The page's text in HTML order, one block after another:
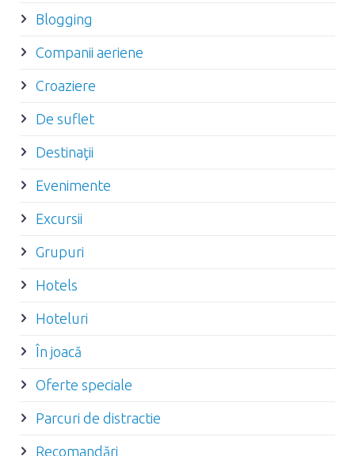
Blogging
Companii aeriene
Croaziere
De suflet
Destinaţii
Evenimente
Excursii
Grupuri
Hotels
Hoteluri
În joacă
Oferte speciale
Parcuri de distractie
Recomandări